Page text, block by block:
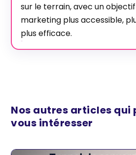
sur le terrain, avec un
marketing plus accessible,
plus efficace.
Nos autres articles qui
vous intéresser